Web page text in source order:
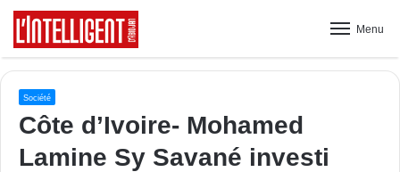
Menu
Société
Côte d’Ivoire- Mohamed
Lamine Sy Savané investi